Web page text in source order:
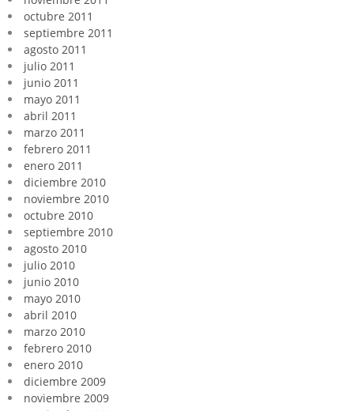
octubre 2011
septiembre 2011
agosto 2011
julio 2011
junio 2011
mayo 2011
abril 2011
marzo 2011
febrero 2011
enero 2011
diciembre 2010
noviembre 2010
octubre 2010
septiembre 2010
agosto 2010
julio 2010
junio 2010
mayo 2010
abril 2010
marzo 2010
febrero 2010
enero 2010
diciembre 2009
noviembre 2009